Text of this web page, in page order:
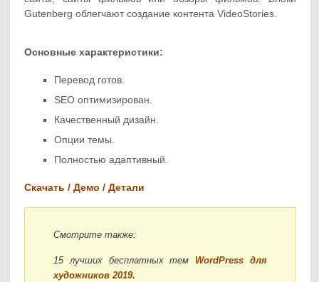
Gutenberg облегчают создание контента VideoStories.
Основные характеристики:
Перевод готов.
SEO оптимизирован.
Качественный дизайн.
Опции темы.
Полностью адаптивный.
Скачать / Демо / Детали
Смотрите также:
15 лучших бесплатных тем WordPress для
художников 2019.